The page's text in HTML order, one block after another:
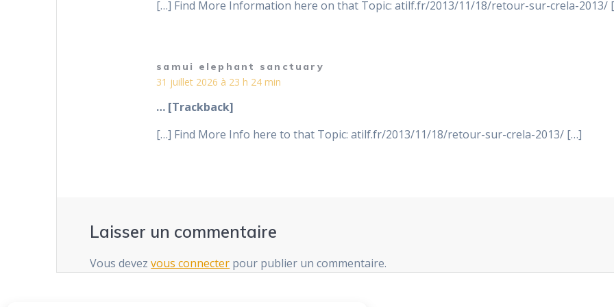
[…] Find More Information here on that Topic: atilf.fr/2013/11/18/retour-sur-crela-2013/
samui elephant sanctuary
31 juillet 2026 à 23 h 24 min
… [Trackback]
[…] Find More Info here to that Topic: atilf.fr/2013/11/18/retour-sur-crela-2013/ […]
Laisser un commentaire
Vous devezvous connecter pour publier un commentaire.